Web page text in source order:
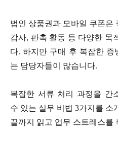
법인 상품권과 모바일 쿠폰은
감사, 판촉 활동 등 다양한 목
다. 하지만 구매 후 복잡한
는 담당자들이 많습니다.
복잡한 서류 처리 과정을 간
수 있는 실무 비법 3가지를 소
끝까지 읽고 업무 스트레스를